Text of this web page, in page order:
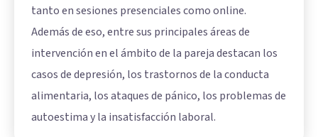
tanto en sesiones presenciales como online.
Además de eso, entre sus principales áreas de
intervención en el ámbito de la pareja destacan los
casos de depresión, los trastornos de la conducta
alimentaria, los ataques de pánico, los problemas de
autoestima y la insatisfacción laboral.